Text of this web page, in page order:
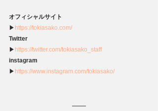
オフィシャルサイト
▶ https://tokiasako.com/
Twitter
▶ https://twitter.com/tokiasako_staff
instagram
▶ https://www.instagram.com/tokiasako/